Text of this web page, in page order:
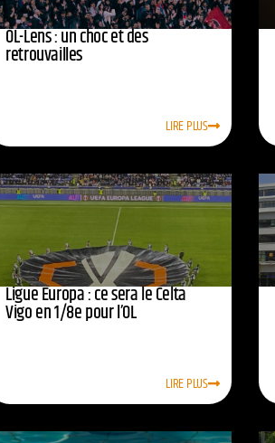
OL-Lens : un choc et des
retrouvailles
LIRE PLUS
Ligue Europa : ce sera le Celta
Vigo en 1/8e pour l’OL
LIRE PLUS